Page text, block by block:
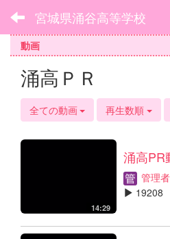
宮城県涌谷高等学校
動画
涌高ＰＲ
全ての動画 再生数順
14:29
涌高PR
管理
19208